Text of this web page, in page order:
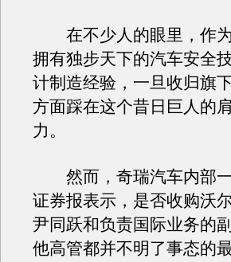
在不少人的眼里，作为
拥有独步天下的汽车安全
计制造经验，一旦收归旗
方面踩在这个昔日巨人的
力。
然而，奇瑞汽车内部一
证券报表示，是否收购沃
尹同跃和负责国际业务的
他高管都并不明了事态的